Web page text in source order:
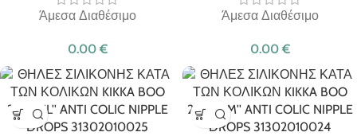
Άμεσα Διαθέσιμο
0.00 €
Άμεσα Διαθέσιμο
0.00 €